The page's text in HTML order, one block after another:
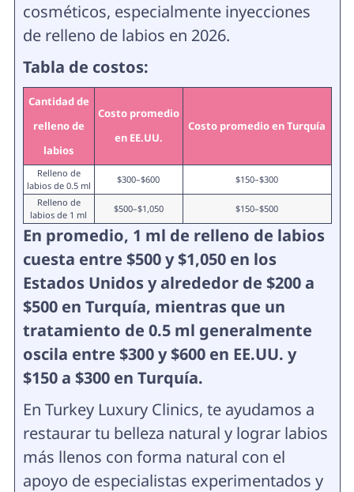
cosméticos, especialmente inyecciones
de relleno de labios en 2026.
Tabla de costos:
Cantidad de
relleno de
labios
Costo promedio
en EE.UU.
Costo promedio en Turquía
Relleno de
labios de 0.5 ml
$300–$600
$150–$300
Relleno de
labios de 1 ml
$500–$1,050 $150–$500
En promedio, 1 ml de relleno de labios
cuesta entre $500 y $1,050 en los
Estados Unidos y alrededor de $200 a
$500 en Turquía, mientras que un
tratamiento de 0.5 ml generalmente
oscila entre $300 y $600 en EE.UU. y
$150 a $300 en Turquía.
En Turkey Luxury Clinics, te ayudamos a
restaurar tu belleza natural y lograr labios
más llenos con forma natural con el
apoyo de especialistas experimentados y